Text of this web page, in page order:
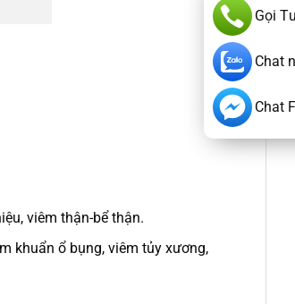
viêm thận-bể thận.
khuẩn ổ bụng, viêm tủy xương,
Gọi
Chat
Chat